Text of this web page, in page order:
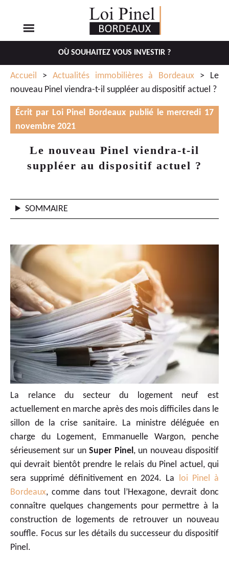
Aller
principal
Aller
OÙ SOUHAITEZ VOUS INVESTIR ?
Accueil > Actualités immobilières à Bordeaux > Le
nouveau Pinel viendra-t-il suppléer au dispositif actuel ?
Écrit par Loi Pinel Bordeaux publié le mercredi 17
novembre 2021
Le nouveau Pinel viendra-t-il
suppléer au dispositif actuel ?
SOMMAIRE
La relance du secteur du logement neuf est
actuellement en marche après des mois difficiles dans le
sillon de la crise sanitaire. La ministre déléguée en
charge du Logement, Emmanuelle Wargon, penche
sérieusement sur unSuper Pinel , un nouveau dispositif
qui devrait bientôt prendre le relais du Pinel actuel, qui
sera supprimé définitivement en 2024. La
loi Pinel à
Bordeaux, comme dans tout l’Hexagone, devrait donc
connaître quelques changements pour permettre à la
construction de logements de retrouver un nouveau
souffle. Focus sur les détails du successeur du dispositif
Pinel.